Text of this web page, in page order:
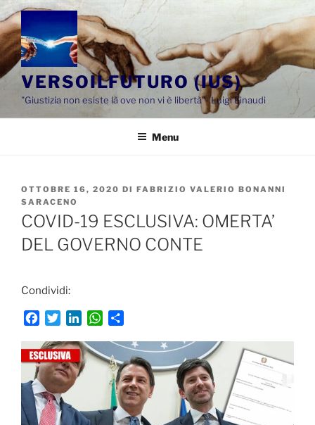
Salta
al
contenuto
VERSOILFUTURO (IUS)
"Giustizia non esiste là ove non vi è libertà"- Luigi Einaudi
Menu
PUBBLICATO
IL
OTTOBRE 16, 2020 DI FABRIZIO VALERIO BONANNI
SARACENO
COVID-19 ESCLUSIVA: OMERTA’
DEL GOVERNO CONTE
Condividi:
c
e
b
o
o
i
t
t
e
r
n
k
I
W
t
p
n
d
i
v
i